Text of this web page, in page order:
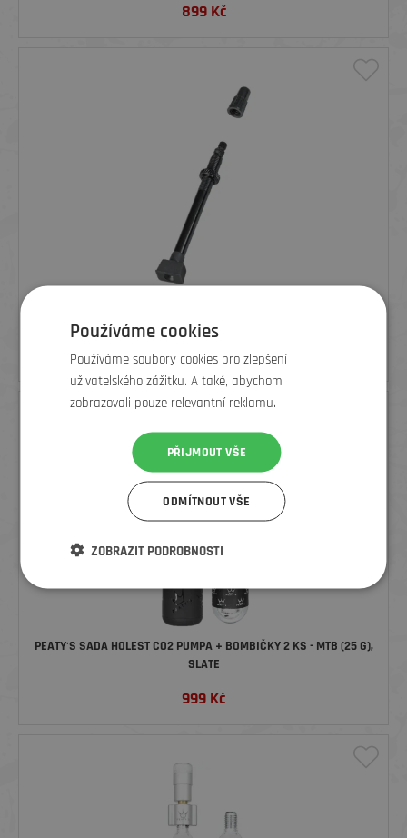
899Kč
VENTILKU S HRANATOU ZÁKLADNOU BK
330Kč
PEATY'S SADA HOLEST CO2 PUMPA + BOMBIČKY 2 KS - MTB (25 G),
SLATE
999 Kč
Používáme cookies
Používáme soubory cookies pro zlepšení
uživatelského zážitku. A také, abychom
zobrazovali pouze relevantní reklamu.
PŘIJMOUT VŠE
ODMÍTNOUT VŠE
ZOBRAZIT PODROBNOSTI